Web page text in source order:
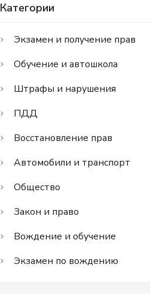
Категории
Экзамен и получение прав
Обучение и автошкола
Штрафы и нарушения
ПДД
Восстановление прав
Автомобили и транспорт
Общество
Закон и право
Вождение и обучение
Экзамен по вождению